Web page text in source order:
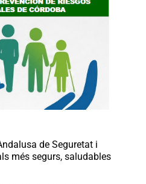
de Seguretat i
més segurs, saludables